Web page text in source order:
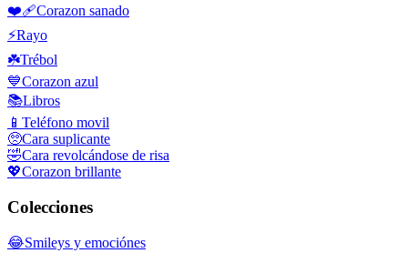
❤️‍🩹Corazon sanado
⚡Rayo
☘️Trébol
💙Corazon azul
📚Libros
📱 Teléfono movil
🥺Cara suplicante
🤣Cara revolcándose de risa
💖Corazon brillante
Colecciones
😂Smileys y emociónes